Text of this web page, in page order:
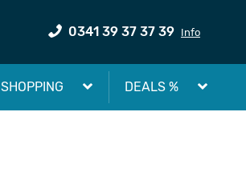
0341 39 37 37 39 Info
SHOPPING DEALS %